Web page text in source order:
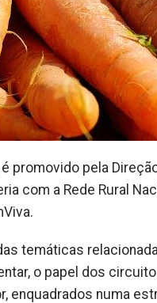
promovido pela
com a Rede Rural
temáticas
o papel dos
enquadrados numa